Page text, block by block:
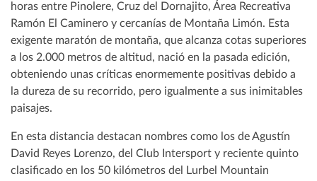
horas entre Pinolere, Cruz del Dornajito, Área Recreativa
Ramón El Caminero y cercanías de Montaña Limón. Esta
exigente maratón de montaña, que alcanza cotas superiores
a los 2.000 metros de altitud, nació en la pasada edición,
obteniendo unas críticas enormemente positivas debido a
la dureza de su recorrido, pero igualmente a sus inimitables
paisajes.
En esta distancia destacan nombres como los de Agustín
David Reyes Lorenzo, del Club Intersport y reciente quinto
clasificado en los 50 kilómetros del Lurbel Mountain